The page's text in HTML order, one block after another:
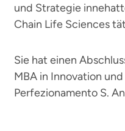
und Strategie
Chain Life Sciences
Sie hat einen
MBA in Innovation
Perfezionamento S.